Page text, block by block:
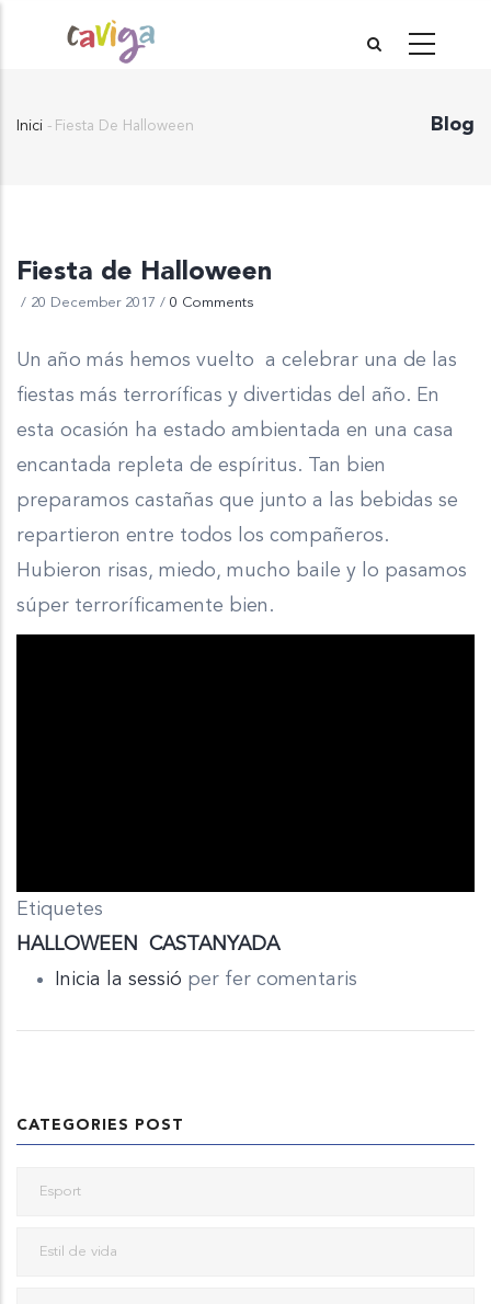
Blog
Inici - Fiesta De Halloween
Fiesta de Halloween
/ 20 December 2017 / 0 Comments
Un año más hemos vuelto a celebrar una de las
fiestas más terroríficas y divertidas del año. En
esta ocasión ha estado ambientada en una casa
encantada repleta de espíritus. Tan bien
preparamos castañas que junto a las bebidas se
repartieron entre todos los compañeros.
Hubieron risas, miedo, mucho baile y lo pasamos
súper terroríficamente bien.
Etiquetes
HALLOWEEN
CASTANYADA
Inicia la sessió per fer comentaris
CATEGORIES POST
Esport
Estil de vida